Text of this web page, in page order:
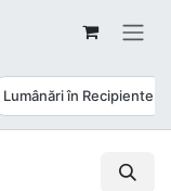
Lumânări în Recipiente